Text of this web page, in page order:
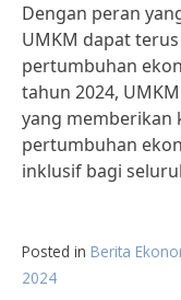
Dengan peran
UMKM dapat
pertumbuhan
tahun 2024,
yang memberikan
pertumbuhan
inklusif bagi
Posted in Berita
2024